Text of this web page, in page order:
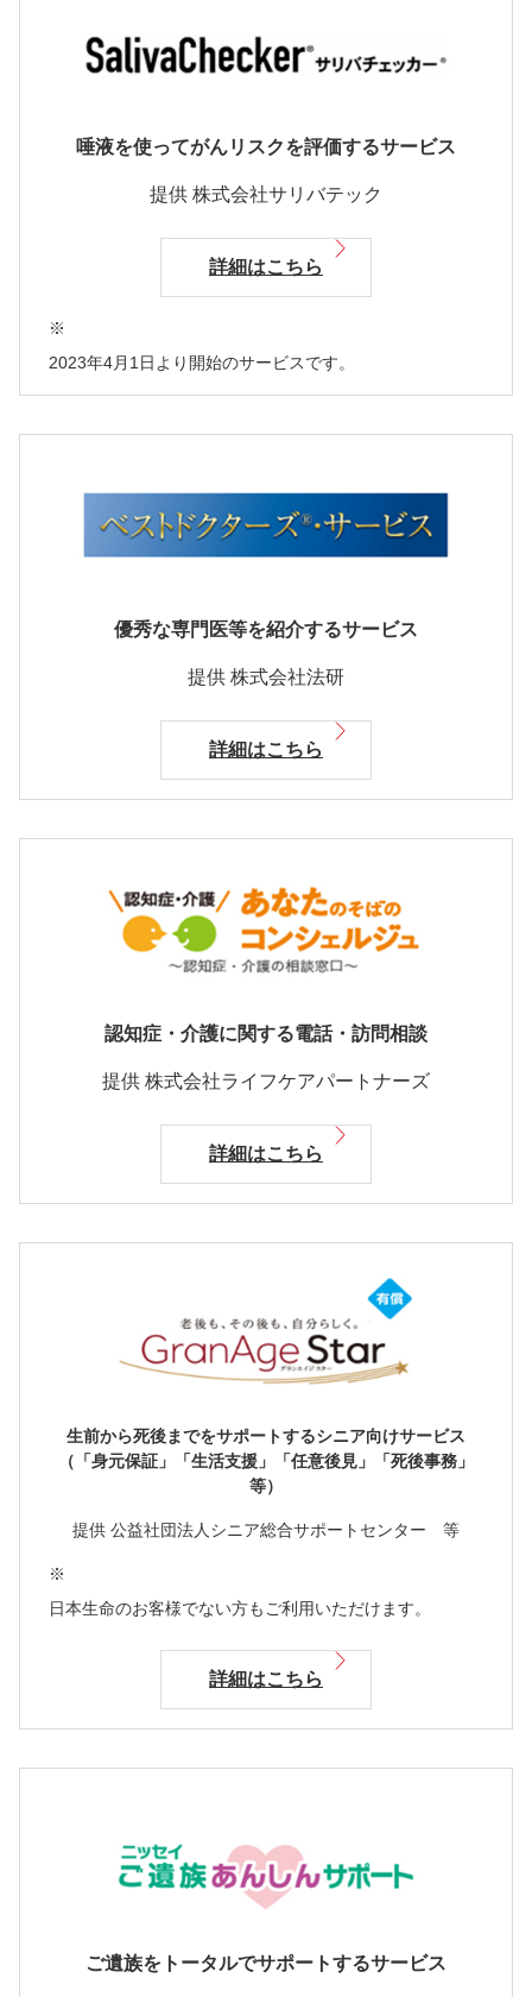
唾液を使ってがんリスクを評価するサービス
提供 株式会社サリバテック
詳細はこちら
※
2023年4月1日より開始のサービスです。
優秀な専門医等を紹介するサービス
提供 株式会社法研
詳細はこちら
認知症・介護に関する電話・訪問相談
提供 株式会社ライフケアパートナーズ
詳細はこちら
生前から死後までをサポートするシニア向けサービス
（「身元保証」「生活支援」「任意後見」「死後事務」
等）
提供 公益社団法人シニア総合サポートセンター 等
※
日本生命のお客様でない方もご利用いただけます。
詳細はこちら
ご遺族をトータルでサポートするサービス